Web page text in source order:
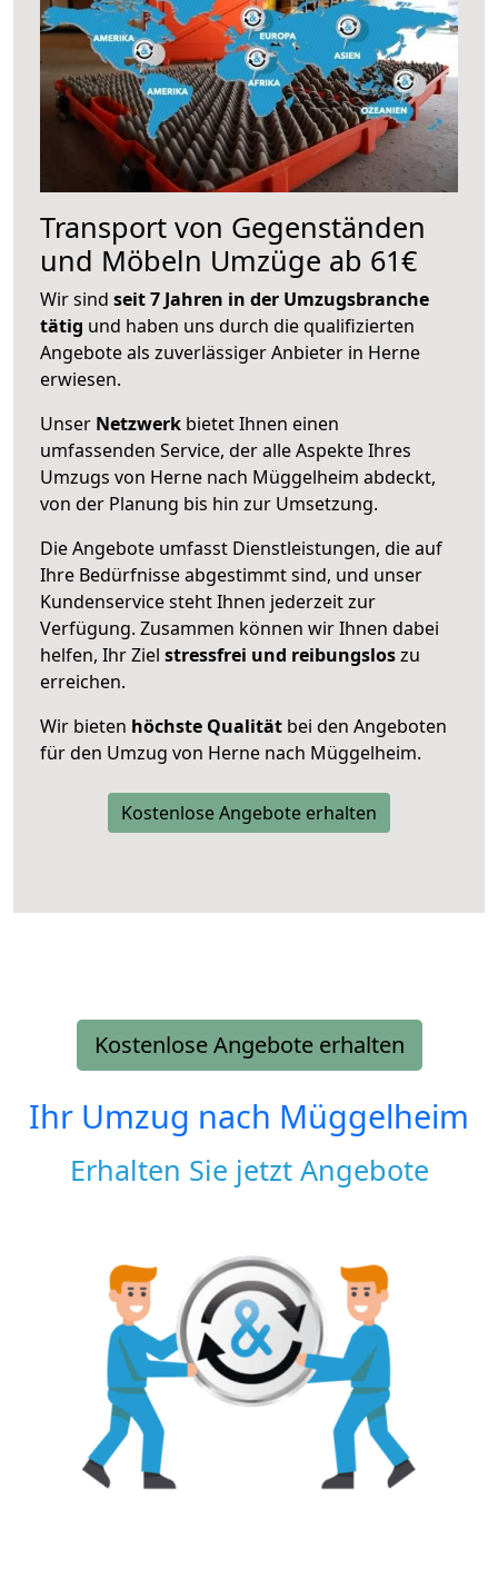
Transport von Gegenständen
und Möbeln Umzüge ab 61€
Wir sind seit 7 Jahren in der Umzugsbranche
tätig und haben uns durch die qualifizierten
Angebote als zuverlässiger Anbieter in Herne
erwiesen.
Unser Netzwerk bietet Ihnen einen
umfassenden Service, der alle Aspekte Ihres
Umzugs von Herne nach Müggelheim abdeckt,
von der Planung bis hin zur Umsetzung.
Die Angebote umfasst Dienstleistungen, die auf
Ihre Bedürfnisse abgestimmt sind, und unser
Kundenservice steht Ihnen jederzeit zur
Verfügung. Zusammen können wir Ihnen dabei
helfen, Ihr Ziel stressfrei und reibungsloszu
erreichen.
Wir bieten höchste Qualität bei den Angeboten
für den Umzug von Herne nach Müggelheim.
Kostenlose Angebote erhalten
Kostenlose Angebote erhalten
Ihr Umzug nach Müggelheim
Erhalten Sie jetzt Angebote